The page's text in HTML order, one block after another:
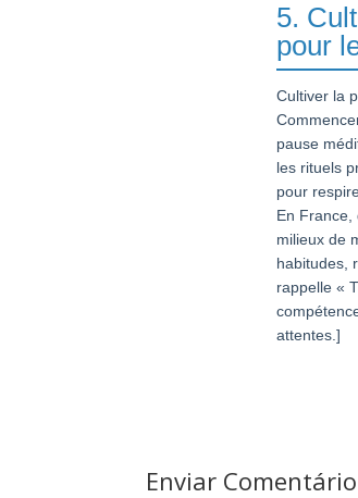
5.
pour
Cultiver la
pause
les rituels
pour
En France,
milieux de
habitudes,
rappelle «
attentes.]
Enviar Comentário